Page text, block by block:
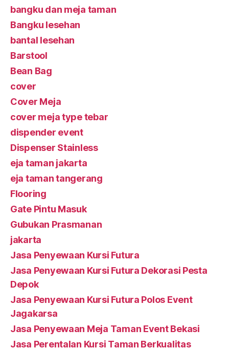
bangku dan meja taman
Bangku lesehan
bantal lesehan
Barstool
Bean Bag
cover
Cover Meja
cover meja type tebar
dispender event
Dispenser Stainless
eja taman jakarta
eja taman tangerang
Flooring
Gate Pintu Masuk
Gubukan Prasmanan
jakarta
Jasa Penyewaan Kursi Futura
Jasa Penyewaan Kursi Futura Dekorasi Pesta
Depok
Jasa Penyewaan Kursi Futura Polos Event
Jagakarsa
Jasa Penyewaan Meja Taman Event Bekasi
Jasa Perentalan Kursi Taman Berkualitas